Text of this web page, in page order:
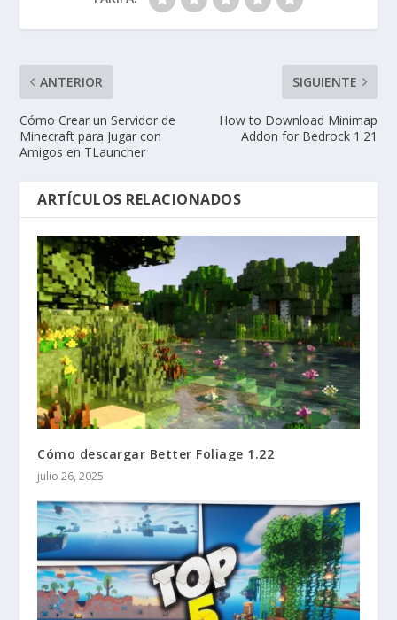
ANTERIOR
Cómo Crear un Servidor de
Minecraft para Jugar con
Amigos en TLauncher
SIGUIENTE
How to Download Minimap
Addon for Bedrock 1.21
ARTÍCULOS RELACIONADOS
Cómo descargar Better Foliage 1.22
julio 26, 2025